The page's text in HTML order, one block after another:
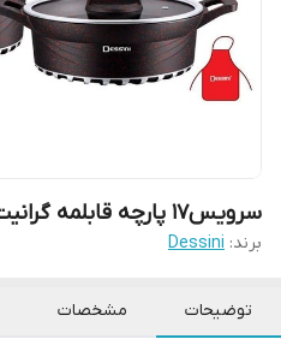
سرویس17 پارچه قابلمه گرانیت دسینی مدل 9008
برند: Dessini
توضیحات مشخصات